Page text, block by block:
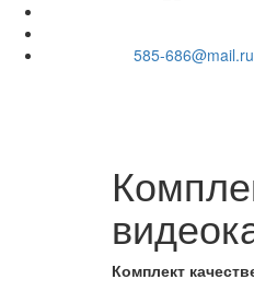
585-686@mail.ru
Комплект